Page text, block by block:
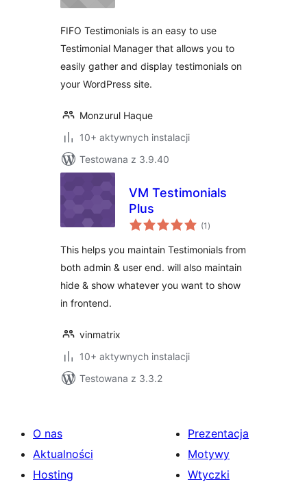
FIFO Testimonials is an easy to use
Testimonial Manager that allows you to
easily gather and display testimonials on
your WordPress site.
Monzurul Haque
10+ aktywnych instalacji
Testowana z 3.9.40
VM Testimonials
Plus
(1 wszystkich
ocen
)
This helps you maintain Testimonials from
both admin & user end. will also maintain
hide & show whatever you want to show
in frontend.
vinmatrix
10+ aktywnych instalacji
Testowana z 3.3.2
O nas
Aktualności
Hosting
Prezentacja
Motywy
Wtyczki